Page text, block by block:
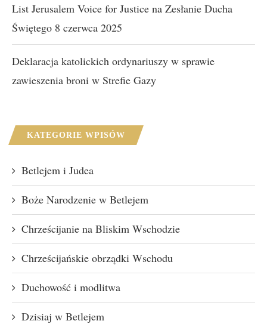
List Jerusalem Voice for Justice na Zesłanie Ducha
Świętego 8 czerwca 2025
Deklaracja katolickich ordynariuszy w sprawie
zawieszenia broni w Strefie Gazy
KATEGORIE WPISÓW
Betlejem i Judea
Boże Narodzenie w Betlejem
Chrześcijanie na Bliskim Wschodzie
Chrześcijańskie obrządki Wschodu
Duchowość i modlitwa
Dzisiaj w Betlejem